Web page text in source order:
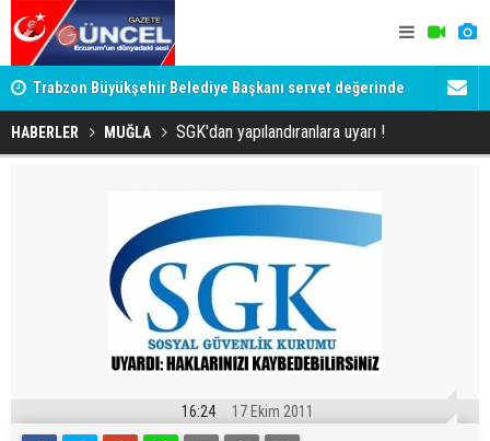
Trabzon Büyükşehir Belediye Başkanı servet değerinde
Salah forması aldı
Siyaset-
HABERLER MUĞLA SGK'dan yapılandıranlara uyarı !
16:24 17 Ekim 2011